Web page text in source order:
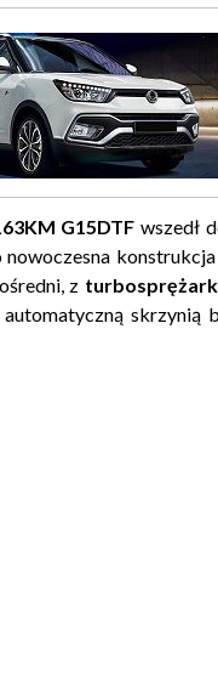
G15DTF wszedł
nowoczesna
z
skrzynią